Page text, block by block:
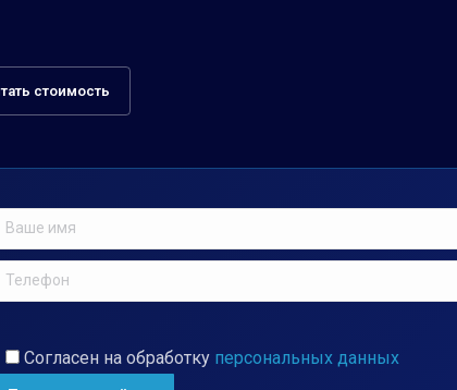
стоимость
Согласен на обработку персональных данных